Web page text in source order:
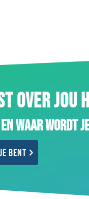
OVER JOU
waar wordt
bent